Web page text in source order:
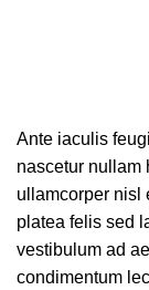
Ante iaculis
nascetur nullam
ullamcorper nisl
platea felis sed
vestibulum ad
condimentum